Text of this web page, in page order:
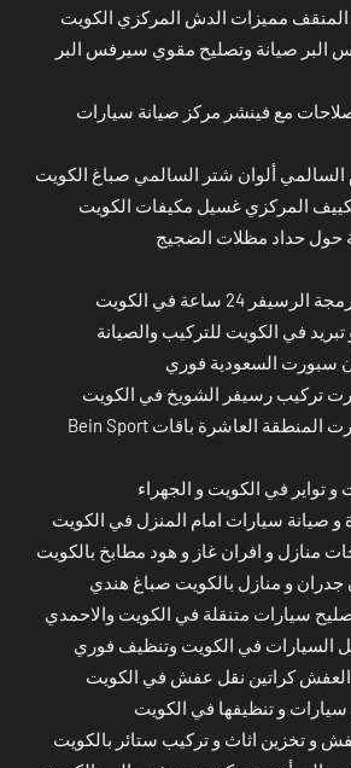
مميزات الدش المركزي الكويت
البر صيانة وتصليح مقوي سيرفس البر
مع فينشر مركز صيانة سيارات
السالمي ألوان شتر السالمي صباغ الكويت
المركزي غسيل مكيفات الكويت
حول حداد مظلات الضجيج
24 ساعة في الكويت
في الكويت للتركيب والصيانة
سبورت السعودية فوري
تركيب رسيفر الشويخ في الكويت
اشتراك بي ان سبورت المنطقة العاشرة باقات Bein Sport
و تواير في الكويت و الجهراء
و صيانة سيارات امام المنزل في الكويت
منازل و افران غاز و هود مطابخ بالكويت
و منازل بالكويت صباغ هندي
سيارات متنقلة في الكويت والاحمدي
في الكويت وتنظيف فوري
كراتين نقل عفش في الكويت
و تنظيفها في الكويت
و تخزين اثاث و تركيب ستائر بالكويت